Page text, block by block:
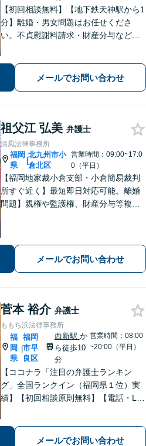
【初回相談無料】【地下鉄天神駅から1
分】離婚・男女問題はお任せくださ
い。不貞慰謝料請求・財産分与など金
ト。交通事故、企業法務のお困りごと
もご相談ください。
メールでお問い合わせ
祖父江 弘美 弁護士
清風法律事務所
福岡
県
|
北九州市小
倉北区
営業時間：09:00~17:0
0（平日）
【福岡地家裁小倉支部・小倉簡易裁判
所すぐ近く】最短即日対応可能。離婚
問題】親権や監護権、財産分与等複雑
力と交渉力を強みに円満な相続へ。
メールでお問い合わせ
菅本 裕介 弁護士
ももち浜法律事務所
福
岡
県
|
福岡
市早
良区
西新駅 か
ら徒歩10
分
営業時間：08:00
~20:00（平日）
【ココナラ「注目の弁護士ランキン
グ」全国ランクイン（福岡県１位）実
績】【初回相談原則無料】【電話・LIN
ださい【休日・夜間相談可】
メールでお問い合わせ